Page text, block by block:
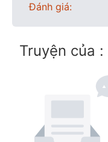
Đánh giá:
Truyện của :